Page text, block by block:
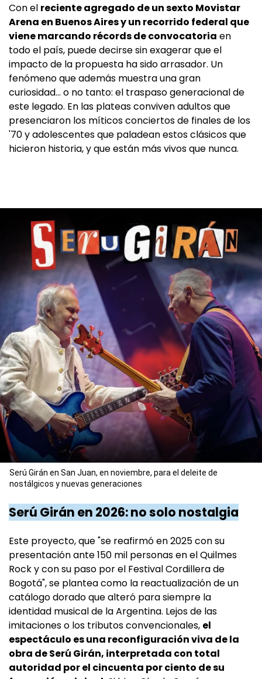
Con el reciente agregado de un sexto Movistar
Arena en Buenos Aires y un recorrido federal que
viene marcando récords de convocatoria en
todo el país, puede decirse sin exagerar que el
impacto de la propuesta ha sido arrasador. Un
fenómeno que además muestra una gran
curiosidad... o no tanto: el traspaso generacional de
este legado. En las plateas conviven adultos que
presenciaron los míticos conciertos de finales de los
'70 y adolescentes que paladean estos clásicos que
hicieron historia, y que están más vivos que nunca.
Serú Girán en San Juan, en noviembre, para el deleite de
nostálgicos y nuevas generaciones
Serú Girán en 2026: no solo nostalgia
Este proyecto, que "se reafirmó en 2025 con su
presentación ante 150 mil personas en el Quilmes
Rock y con su paso por el Festival Cordillera de
Bogotá", se plantea como la reactualización de un
catálogo dorado que alteró para siempre la
identidad musical de la Argentina. Lejos de las
imitaciones o los tributos convencionales, el
espectáculo es una reconfiguración viva de la
obra de Serú Girán, interpretada con total
autoridad por el cincuenta por ciento de su